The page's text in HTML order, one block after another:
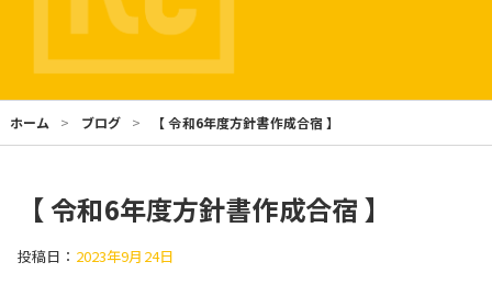
ホーム ブログ 【 令和6年度方針書作成合宿 】
【 令和6年度方針書作成合宿 】
投稿日： 2023年9月24日